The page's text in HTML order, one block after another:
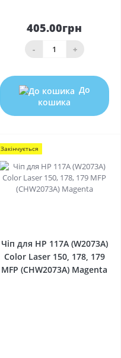
405.00грн
- +
До
кошика
Закінчується
Чіп для HP 117A (W2073A)
Color Laser 150, 178, 179
MFP (CHW2073A) Magenta